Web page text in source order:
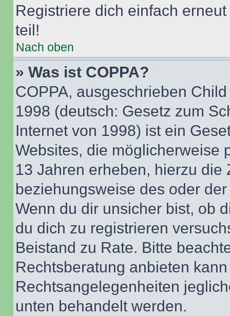
Registriere dich einfach
teil!
Nach oben
» Was ist COPPA?
COPPA, ausgeschrieben
1998 (deutsch: Gesetz zum
Internet von 1998) ist ein
Websites, die möglicherweise
13 Jahren erheben, hierzu die
beziehungsweise des oder
Wenn du dir unsicher bist, ob
du dich zu registrieren
Beistand zu Rate. Bitte
Rechtsberatung anbieten
Rechtsangelegenheiten
unten behandelt werden.